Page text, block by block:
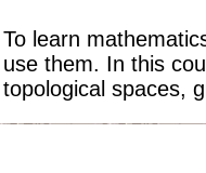
To learn
use them. In this
topological spaces,